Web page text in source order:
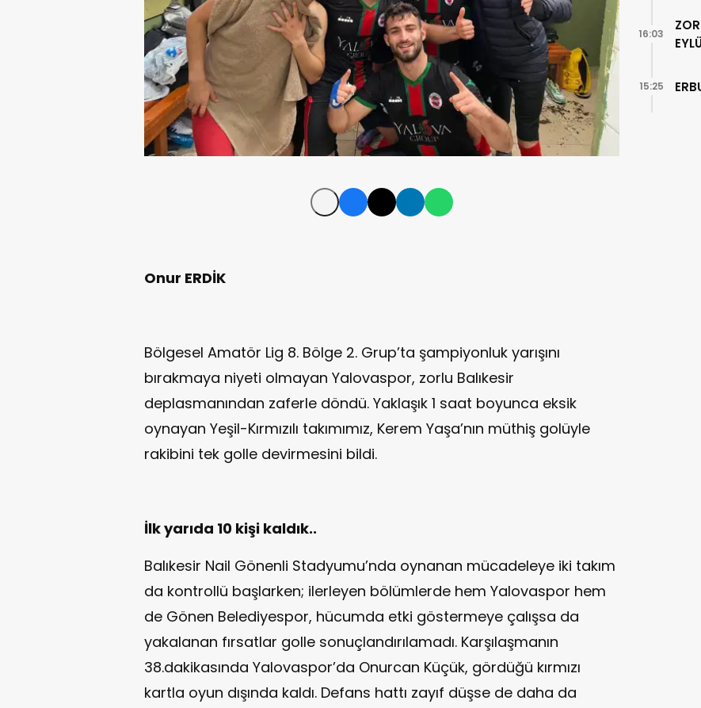
Onur ERDİK
Bölgesel Amatör Lig 8. Bölge 2. Grup’ta şampiyonluk yarışını
bırakmaya niyeti olmayan Yalovaspor, zorlu Balıkesir
deplasmanından zaferle döndü. Yaklaşık 1 saat boyunca eksik
oynayan Yeşil-Kırmızılı takımımız, Kerem Yaşa’nın müthiş golüyle
rakibini tek golle devirmesini bildi.
İlk yarıda 10 kişi kaldık..
Balıkesir Nail Gönenli Stadyumu’nda oynanan mücadeleye iki takım
da kontrollü başlarken; ilerleyen bölümlerde hem Yalovaspor hem
de Gönen Belediyespor, hücumda etki göstermeye çalışsa da
yakalanan fırsatlar golle sonuçlandırılamadı. Karşılaşmanın
38.dakikasında Yalovaspor’da Onurcan Küçük, gördüğü kırmızı
kartla oyun dışında kaldı. Defans hattı zayıf düşse de daha da
16:03
15:25